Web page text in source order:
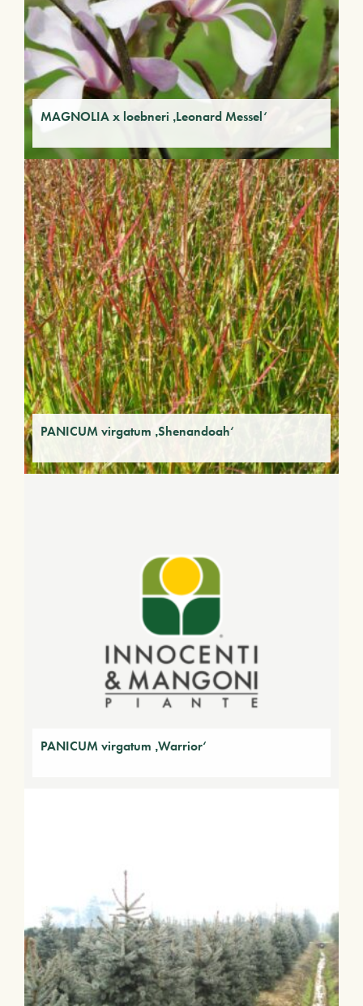
MAGNOLIA x loebneri ‚Leonard Messel‘
PANICUM virgatum ‚Shenandoah‘
PANICUM virgatum ‚Warrior‘